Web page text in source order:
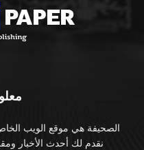
الصحيفة هي موقع الويب
نقدم لك أحدث الأخبار